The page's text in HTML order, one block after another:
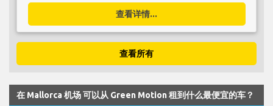
查看详情...
查看所有
在 Mallorca 机场 可以从 Green Motion 租到什么最便宜的车？